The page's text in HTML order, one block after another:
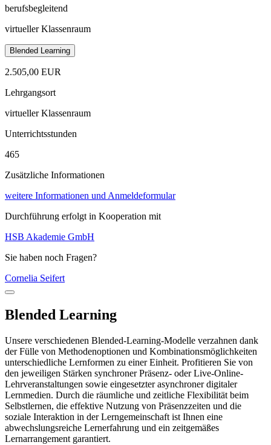
berufsbegleitend
virtueller Klassenraum
Blended Learning
2.505,00 EUR
Lehrgangsort
virtueller Klassenraum
Unterrichtsstunden
465
Zusätzliche Informationen
weitere Informationen und Anmeldeformular
Durchführung erfolgt in Kooperation mit
HSB Akademie GmbH
Sie haben noch Fragen?
Cornelia Seifert
Blended Learning
Unsere verschiedenen Blended-Learning-Modelle verzahnen dank
der Fülle von Methodenoptionen und Kombinationsmöglichkeiten
unterschiedliche Lernformen zu einer Einheit. Profitieren Sie von
den jeweiligen Stärken synchroner Präsenz- oder Live-Online-
Lehrveranstaltungen sowie eingesetzter asynchroner digitaler
Lernmedien. Durch die räumliche und zeitliche Flexibilität beim
Selbstlernen, die effektive Nutzung von Präsenzzeiten und die
soziale Interaktion in der Lerngemeinschaft ist Ihnen eine
abwechslungsreiche Lernerfahrung und ein zeitgemäßes
Lernarrangement garantiert.